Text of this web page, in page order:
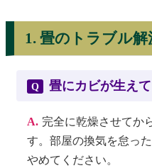
1. 畳のトラブル
Q 畳にカビが生え
A. 完全に乾燥させてか
す。部屋の換気を怠っ
やめてください。